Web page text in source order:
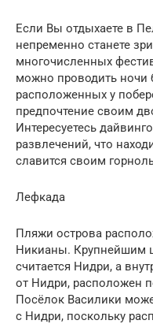
Если Вы отдыхаете в
непременно станете
многочисленных
можно проводить ночи
расположенных у
предпочтение своим
Интересуетесь
развлечений, что
славится своим
Лефкада
Пляжи острова
Никианы. Крупнейшим
считается Нидри, а
от Нидри, расположен
Посёлок Василики
с Нидри, поскольку